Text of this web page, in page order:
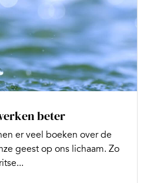
beter
er veel boeken over de
geest op ons lichaam. Zo